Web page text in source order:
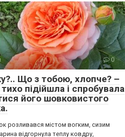
0
Що з тобою, хлопче? –
підійшла і спробувала
його шовковистого
розливався містом вогким, сизим
відгорнула теплу ковдру,